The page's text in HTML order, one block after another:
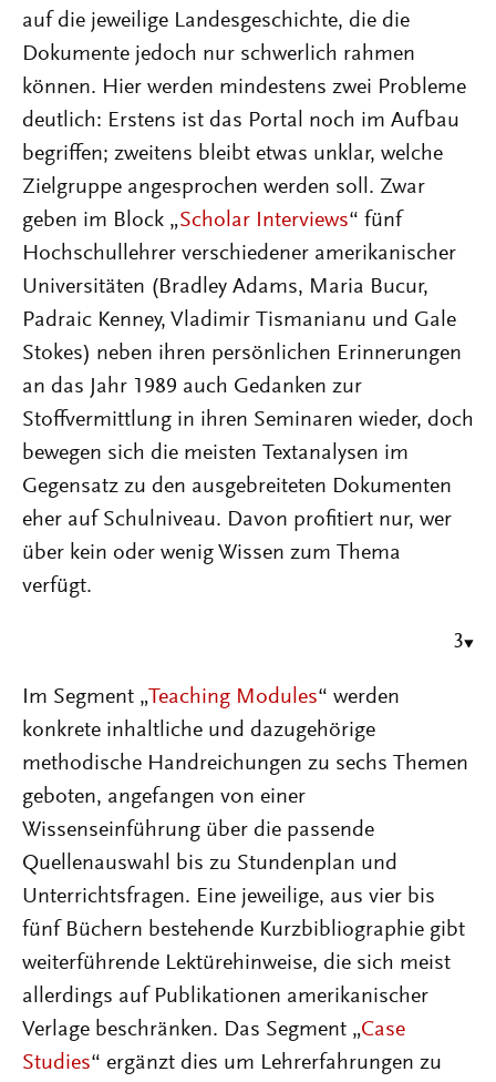
auf die jeweilige Landesgeschichte, die die
Dokumente jedoch nur schwerlich rahmen
können. Hier werden mindestens zwei Probleme
deutlich: Erstens ist das Portal noch im Aufbau
begriffen; zweitens bleibt etwas unklar, welche
Zielgruppe angesprochen werden soll. Zwar
geben im Block „Scholar Interviews“ fünf
Hochschullehrer verschiedener amerikanischer
Universitäten (Bradley Adams, Maria Bucur,
Padraic Kenney, Vladimir Tismanianu und Gale
Stokes) neben ihren persönlichen Erinnerungen
an das Jahr 1989 auch Gedanken zur
Stoffvermittlung in ihren Seminaren wieder, doch
bewegen sich die meisten Textanalysen im
Gegensatz zu den ausgebreiteten Dokumenten
eher auf Schulniveau. Davon profitiert nur, wer
über kein oder wenig Wissen zum Thema
verfügt.
3
Im Segment „Teaching Modules“ werden
konkrete inhaltliche und dazugehörige
methodische Handreichungen zu sechs Themen
geboten, angefangen von einer
Wissenseinführung über die passende
Quellenauswahl bis zu Stundenplan und
Unterrichtsfragen. Eine jeweilige, aus vier bis
fünf Büchern bestehende Kurzbibliographie gibt
weiterführende Lektürehinweise, die sich meist
allerdings auf Publikationen amerikanischer
Verlage beschränken. Das Segment „Case
Studies“ ergänzt dies um Lehrerfahrungen zu